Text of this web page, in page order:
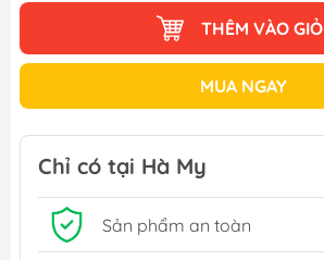
THÊM VÀO GIỎ
MUA NGAY
Chỉ có tại Hà My
Sản phẩm an toàn